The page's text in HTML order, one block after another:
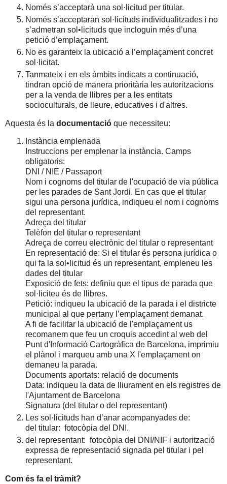
Només s’acceptarà una sol·licitud per titular.
Només s’acceptaran sol·licituds individualitzades i no
s’admetran sol•licituds que incloguin més d’una
petició d’emplaçament.
No es garanteix la ubicació a l’emplaçament concret
sol·licitat.
Tanmateix i en els àmbits indicats a continuació,
tindran opció de manera prioritària les autoritzacions
per a la venda de llibres per a les entitats
socioculturals, de lleure, educatives i d'altres.
Aquesta és la documentació que necessiteu:
Instància emplenada
Instruccions per emplenar la instància. Camps
obligatoris:
DNI / NIE / Passaport
Nom i cognoms del titular de l'ocupació de via pública
per les parades de Sant Jordi. En cas que el titular
sigui una persona jurídica, indiqueu el nom i cognoms
del representant.
Adreça del titular
Telèfon del titular o representant
Adreça de correu electrònic del titular o representant
En representació de: Si el titular és persona jurídica o
qui fa la sol•licitud és un representant, empleneu les
dades del titular
Exposició de fets: definiu que el tipus de parada que
sol·liciteu és de llibres.
Petició: indiqueu la ubicació de la parada i el districte
municipal al que pertany l’emplaçament demanat.
A fi de facilitar la ubicació de l'emplaçament us
recomanem que feu un croquis accedint al web del
Punt d'Informació Cartogràfica de Barcelona, imprimiu
el plànol i marqueu amb una X l'emplaçament on
demaneu la parada.
Documents aportats: relació de documents
Data: indiqueu la data de lliurament en els registres de
l'Ajuntament de Barcelona
Signatura (del titular o del representant)
Les sol·licituds han d’anar acompanyades de:
del titular: fotocòpia del DNI.
del representant: fotocòpia del DNI/NIF i autorització
expressa de representació signada pel titular i pel
representant.
Com és fa el tràmit?